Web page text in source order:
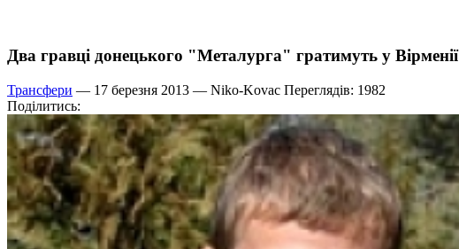
Два гравці донецького "Металурга" гратимуть у Вірменії
Трансфери — 17 березня 2013 — Niko-Kovac Переглядів: 1982
Поділитись: